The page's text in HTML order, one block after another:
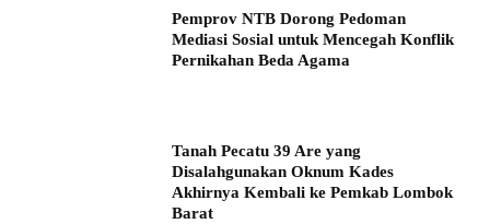
Pemprov NTB Dorong Pedoman
Mediasi Sosial untuk Mencegah Konflik
Pernikahan Beda Agama
Tanah Pecatu 39 Are yang
Disalahgunakan Oknum Kades
Akhirnya Kembali ke Pemkab Lombok
Barat